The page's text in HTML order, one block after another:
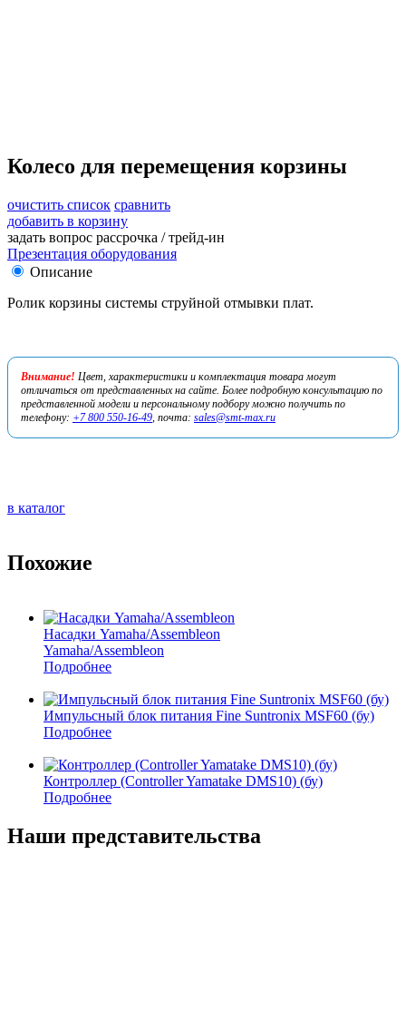
Колесо для перемещения корзины
очистить список сравнить
добавить в корзину
задать вопрос рассрочка / трейд-ин
Презентация оборудования
Описание
Ролик корзины системы струйной отмывки плат.
Внимание! Цвет, характеристики и комплектация товара могут
отличаться от представленных на сайте. Более подробную консультацию по
представленной модели и персональному подбору можно получить по
телефону: +7 800 550-16-49, почта: sales@smt-max.ru
в каталог
Похожие
Насадки Yamaha/Assembleon
Yamaha/Assembleon
Подробнее
Импульсный блок питания Fine Suntronix MSF60 (бу)
Подробнее
Контроллер (Controller Yamatake DMS10) (бу)
Подробнее
Наши представительства